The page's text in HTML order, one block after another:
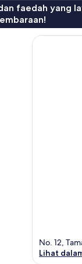
faedah yang
No. 12,
Lihat